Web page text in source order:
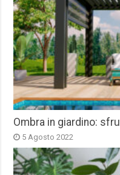
Ombra in giardino:
5 Agosto 2022